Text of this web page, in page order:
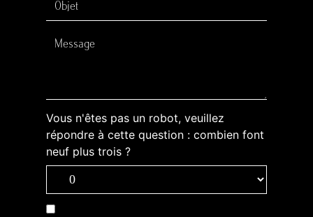
Vous n'êtes pas un robot, veuillez
répondre à cette question : combien font
neuf plus trois ?